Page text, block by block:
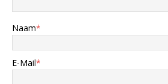
Naam*
E-Mail*